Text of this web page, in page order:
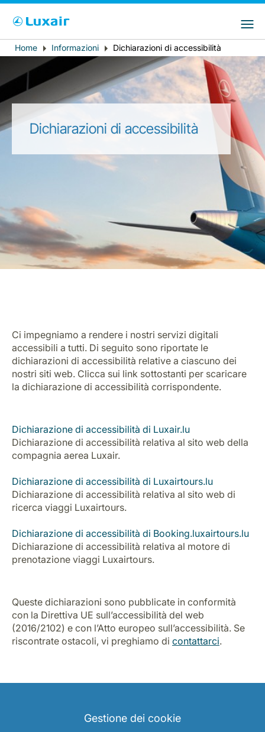
Gruppo Luxair
Opportunità di lavoro con Luxair
Paese di residenza Preferred language
Italiano
Breadcrumb
Home Informazioni Dichiarazioni di accessibilità
Dichiarazioni di accessibilità
Ci impegniamo a rendere i nostri servizi digitali
accessibili a tutti. Di seguito sono riportate le
dichiarazioni di accessibilità relative a ciascuno dei
nostri siti web. Clicca sui link sottostanti per scaricare
la dichiarazione di accessibilità corrispondente.
Dichiarazione di accessibilità di Luxair.lu
Dichiarazione di accessibilità relativa al sito web della
compagnia aerea Luxair.
Dichiarazione di accessibilità di Luxairtours.lu
Dichiarazione di accessibilità relativa al sito web di
ricerca viaggi Luxairtours.
Dichiarazione di accessibilità di Booking.luxairtours.lu
Dichiarazione di accessibilità relativa al motore di
prenotazione viaggi Luxairtours.
Queste dichiarazioni sono pubblicate in conformità
con la Direttiva UE sull’accessibilità del web
(2016/2102) e con l’Atto europeo sull’accessibilità. Se
riscontrate ostacoli, vi preghiamo di contattarci.
Gestione dei cookie